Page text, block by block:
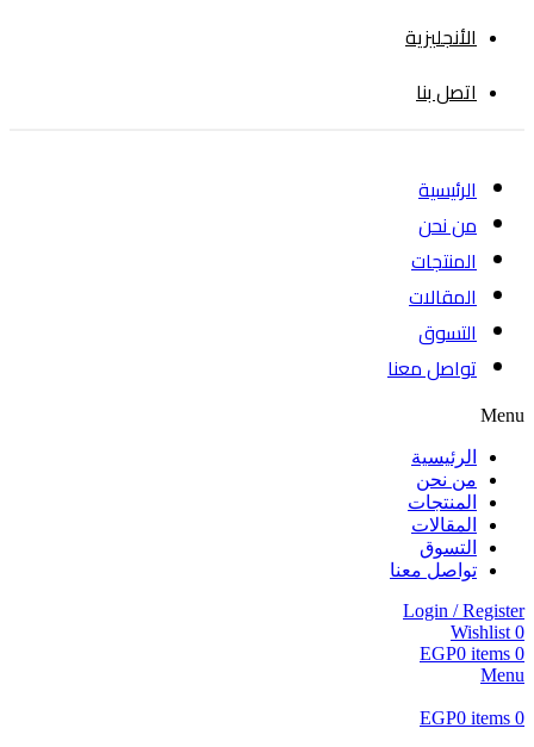
الأنجليزية
اتصل بنا
الرئيسية
من نحن
المنتجات
المقالات
التسوق
تواصل معنا
Menu
الرئيسية
من نحن
المنتجات
المقالات
التسوق
تواصل معنا
Login / Register
0
Wishlist
0
items
EGP0
Menu
0
items
EGP0